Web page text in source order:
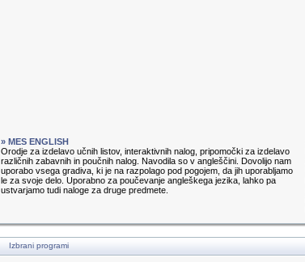
» MES ENGLISH
Orodje za izdelavo učnih listov, interaktivnih nalog, pripomočki za izdelavo
različnih zabavnih in poučnih nalog. Navodila so v angleščini. Dovolijo nam
uporabo vsega gradiva, ki je na razpolago pod pogojem, da jih uporabljamo
le za svoje delo. Uporabno za poučevanje angleškega jezika, lahko pa
ustvarjamo tudi naloge za druge predmete.
Izbrani programi